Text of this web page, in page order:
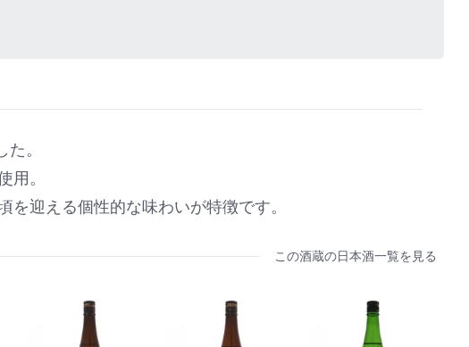
。
。
迎える個性的な味わいが特徴です。
この酒蔵の日本酒一覧を見る